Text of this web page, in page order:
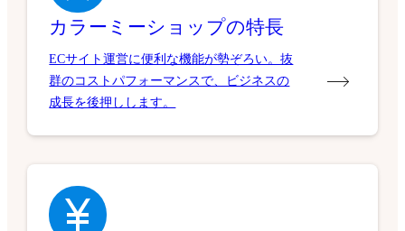
カラーミーショップの特長
ECサイト運営に便利な機能が勢ぞろい。抜
群のコストパフォーマンスで、ビジネスの
成長を後押しします。